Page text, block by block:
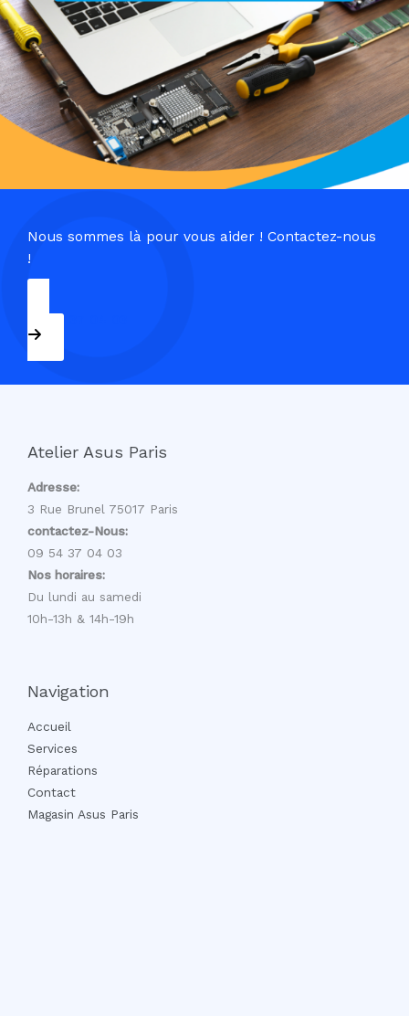
Nous sommes là pour vous aider ! Contactez-nous
!
09 54 37 04 03
Atelier Asus Paris
Adresse:
3 Rue Brunel 75017 Paris
contactez-Nous:
09 54 37 04 03
Nos horaires:
Du lundi au samedi
10h-13h & 14h-19h
Navigation
Accueil
Services
Réparations
Contact
Magasin Asus Paris